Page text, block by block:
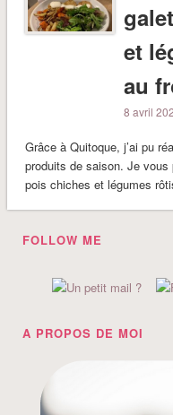
et
au
8 avril
Grâce à Quitoque, j’ai pu
produits de saison. Je
pois chiches et légumes
FOLLOW ME
A PROPOS DE MOI